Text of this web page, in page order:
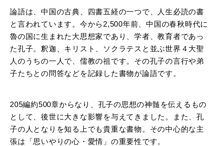
論語は、中国の古典、四書五経の一つで、人生必読の書
と言われています。今から2,500年前、中国の春秋時代に
魯の国に生まれた大思想家であり、学者、教育者であっ
た孔子。釈迦、キリスト、ソクラテスと並ぶ世界４大聖
人のうちの一人で、儒教の祖です。その孔子の言行や弟
子たちとの問答などを記録した書物が論語です。
205編約500章からなり、孔子の思想の神髄を伝えるもの
として、後世に大きな影響を与えてきました。また、孔
子の人となりを知る上でも貴重な書物。その中心的な主
張は「思いやりの心・愛情」の重要性です。